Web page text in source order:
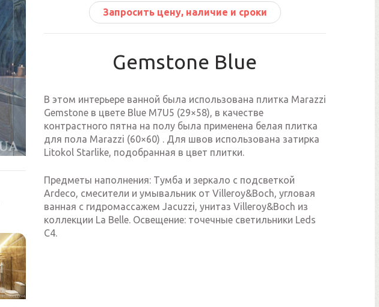
Запросить цену, наличие и сроки
Gemstone Blue
В этом интерьере ванной была использована плитка Marazzi
Gemstone в цвете Blue M7U5 (29×58), в качестве
контрастного пятна на полу была применена белая плитка
для пола Marazzi (60×60) . Для швов использована затирка
Litokol Starlike, подобранная в цвет плитки.
Предметы наполнения: Тумба и зеркало с подсветкой
Ardeco, смесители и умывальник от Villeroy&Boch, угловая
ванная с гидромассажем Jacuzzi, унитаз Villeroy&Boch из
коллекции La Belle. Освещение: точечные светильники Leds
C4.